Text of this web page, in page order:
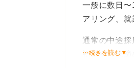
一般に数日
アリング、就
通常の中途採
祝日や月末締
⋯続きを読む▼